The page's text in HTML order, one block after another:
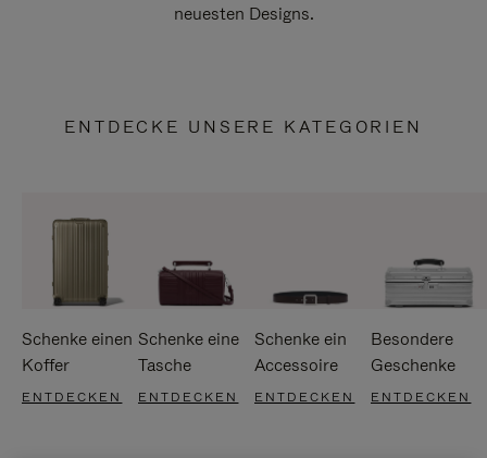
neuesten Designs.
ENTDECKE UNSERE KATEGORIEN
Schenke einen
Koffer
ENTDECKEN
Schenke eine
Tasche
ENTDECKEN
Schenke ein
Accessoire
ENTDECKEN
Besondere
Geschenke
ENTDECKEN